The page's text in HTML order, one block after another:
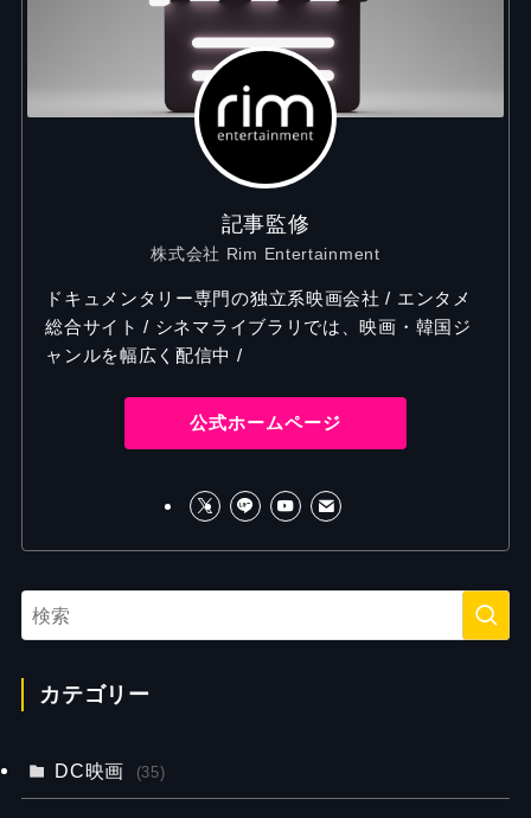
記事監修
株式会社 Rim Entertainment
ドキュメンタリー専門の独立系映画会社 / エンタメ
総合サイト / シネマライブラリでは、映画・韓国ジ
ャンルを幅広く配信中 /
公式ホームページ
カテゴリー
DC映画 (35)